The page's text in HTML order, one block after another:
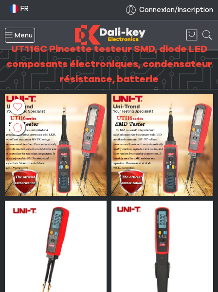
FR Connexion/Inscription
Menu
UT116C Pincette testeur SMD, diode LED
composants électroniques, condensateur
résistance, batterie
Accueil Instrument de mesure Testeurs